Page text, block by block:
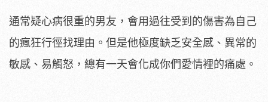
通常疑心病很重的男友，會用過往受到的傷害為自己
的瘋狂行徑找理由。但是他極度缺乏安全感、異常的
敏感、易觸怒，總有一天會化成你們愛情裡的痛處。